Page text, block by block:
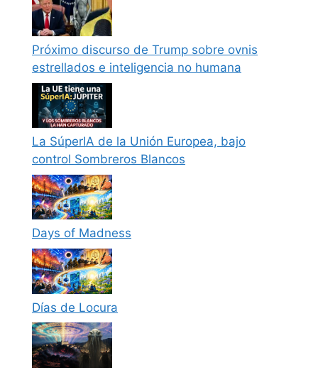
Próximo discurso de Trump sobre ovnis
estrellados e inteligencia no humana
La SúperIA de la Unión Europea, bajo
control Sombreros Blancos
Days of Madness
Días de Locura